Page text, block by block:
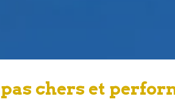
chers et